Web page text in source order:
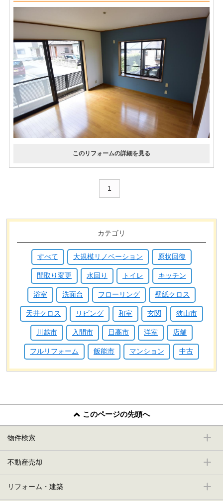
1
カテゴリ
すべて 大規模リノベーション 原状回復
間取り変更 水回り トイレ キッチン
浴室 洗面台 フローリング 壁紙クロス
天井クロス リビング 和室 玄関 狭山市
川越市 入間市 日高市 洋室 店舗
フルリフォーム 飯能市 マンション 中古
このページの先頭へ
物件検索
不動産売却
リフォーム・建築